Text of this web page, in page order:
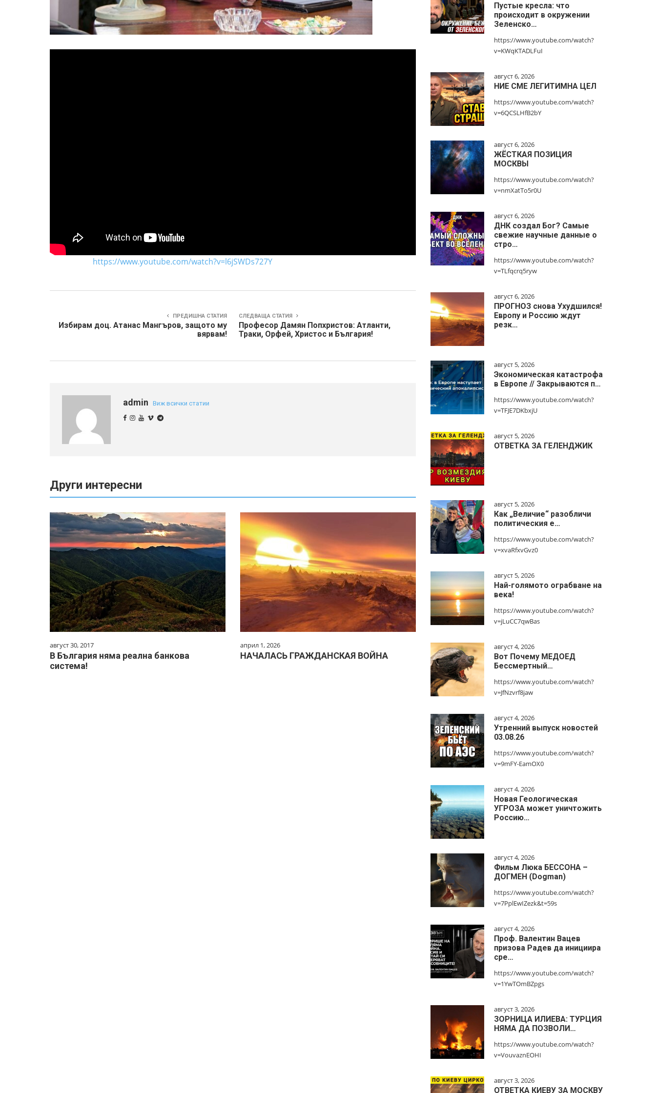
https://www.youtube.com/watch?v=l6jSWDs727Y
ПРЕДИШНА СТАТИЯ
Избирам доц. Атанас Мангъров, защото му
вярвам!
СЛЕДВАЩА СТАТИЯ
Професор Дамян Попхристов: Атланти,
Траки, Орфей, Христос и България!
admin Виж всички статии
Други интересни
август 30, 2017
В България няма реална банкова
система!
април 1, 2026
НАЧАЛАСЬ ГРАЖДАНСКАЯ ВОЙНА
Пустые кресла: что
происходит в окружении
Зеленско…
https://www.youtube.com/watch?
v=KWqKTADLFuI
август 6, 2026
НИЕ СМЕ ЛЕГИТИМНА ЦЕЛ
https://www.youtube.com/watch?
v=6QCSLHfB2bY
август 6, 2026
ЖЁСТКАЯ ПОЗИЦИЯ
МОСКВЫ
https://www.youtube.com/watch?
v=nmXatTo5r0U
август 6, 2026
ДНК создал Бог? Самые
свежие научные данные о
стро…
https://www.youtube.com/watch?
v=TLfqcrq5ryw
август 6, 2026
ПРОГНОЗ снова Ухудшился!
Европу и Россию ждут
резк…
август 5, 2026
Экономическая катастрофа
в Европе // Закрываются п…
https://www.youtube.com/watch?
v=TFJE7DKbxjU
август 5, 2026
ОТВЕТКА ЗА ГЕЛЕНДЖИК
август 5, 2026
Как „Величие“ разобличи
политическия е…
https://www.youtube.com/watch?
v=xvaRfxvGvz0
август 5, 2026
Най-голямото ограбване на
века!
https://www.youtube.com/watch?
v=jLuCC7qwBas
август 4, 2026
Вот Почему МЕДОЕД
Бессмертный…
https://www.youtube.com/watch?
v=JfNzvrf8jaw
август 4, 2026
Утренний выпуск новостей
03.08.26
https://www.youtube.com/watch?
v=9mFY-EamOX0
август 4, 2026
Новая Геологическая
УГРОЗА может уничтожить
Россию…
август 4, 2026
Фильм Люка БЕССОНА –
ДОГМЕН (Dogman)
https://www.youtube.com/watch?
v=7PplEwIZezk&t=59s
август 4, 2026
Проф. Валентин Вацев
призова Радев да инициира
сре…
https://www.youtube.com/watch?
v=1YwTOmBZpgs
август 3, 2026
ЗОРНИЦА ИЛИЕВА: ТУРЦИЯ
НЯМА ДА ПОЗВОЛИ…
https://www.youtube.com/watch?
v=VouvaznEOHI
август 3, 2026
ОТВЕТКА КИЕВУ ЗА МОСКВУ